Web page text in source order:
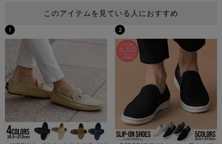
ーンで活躍する便利なアイテムです。 ※モデル画像は照明な
どの影響により実際の商品と異なる場合がございます。
サイズ(cm)
44(27.0-27.5cm)：高さ9ソール高さ2.5全長30幅(最短6.5/最
長9.5)
※参考サイズ44の外寸を計測しています。
素材
このアイテムを見ている人におすすめ
1 2